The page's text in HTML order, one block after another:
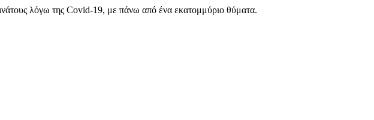
λόγω της Covid-19, με πάνω από ένα εκατομμύριο θύματα.